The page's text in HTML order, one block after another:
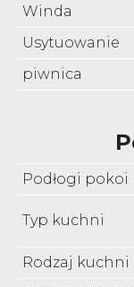
Winda
Usytuowanie
piwnica
Podłogi pokoi
Typ kuchni
Rodzaj kuchni